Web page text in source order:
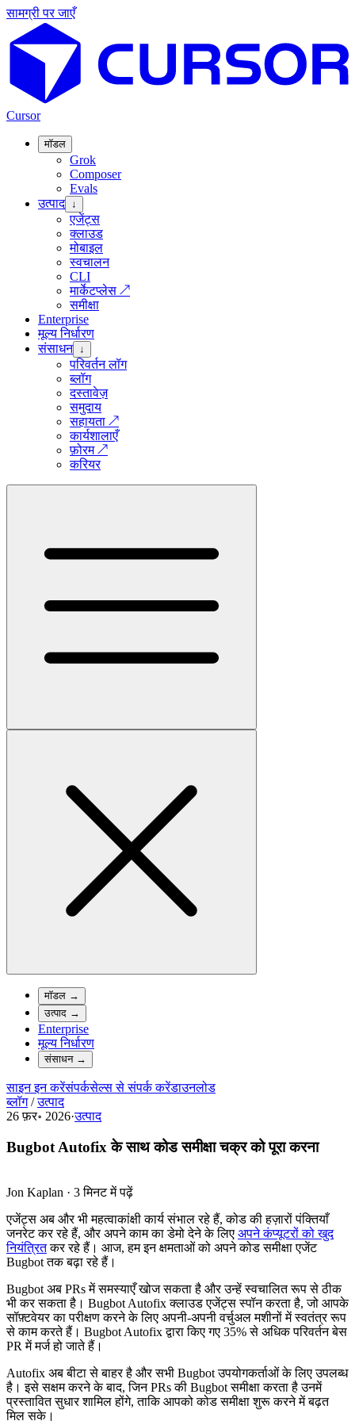
सामग्री पर जाएँ
Cursor
मॉडल
Grok
Composer
Evals
उत्पाद ↓
एजेंट्स
क्लाउड
मोबाइल
स्वचालन
CLI
मार्केटप्लेस ↗
समीक्षा
Enterprise
मूल्य निर्धारण
संसाधन ↓
परिवर्तन लॉग
ब्लॉग
दस्तावेज़
समुदाय
सहायता ↗
कार्यशालाएँ
फ़ोरम↗
करियर
मॉडल →
उत्पाद →
Enterprise
मूल्य निर्धारण
संसाधन→
साइन इन करेंसंपर्कसेल्स से संपर्क करेंडाउनलोड
ब्लॉग / उत्पाद
26 फ़र॰ 2026·उत्पाद
Bugbot Autofix के साथ कोड समीक्षा चक्र को पूरा करना
Jon Kaplan · 3 मिनट में पढ़ें
एजेंट्स अब और भी महत्वाकांक्षी कार्य संभाल रहे हैं, कोड की हज़ारों पंक्तियाँ
जनरेट कर रहे हैं, और अपने काम का डेमो देने के लिए अपने कंप्यूटरों को खुद
नियंत्रितकर रहे हैं। आज, हम इन क्षमताओं को अपने कोड समीक्षा एजेंट
Bugbot तक बढ़ा रहे हैं।
Bugbot अब PRs में समस्याएँ खोज सकता है और उन्हें स्वचालित रूप से ठीक
भी कर सकता है। Bugbot Autofix क्लाउड एजेंट्स स्पॉन करता है, जो आपके
सॉफ़्टवेयर का परीक्षण करने के लिए अपनी-अपनी वर्चुअल मशीनों में स्वतंत्र रूप
से काम करते हैं। Bugbot Autofix द्वारा किए गए 35% से अधिक परिवर्तन बेस
PR में मर्ज हो जाते हैं।
Autofix अब बीटा से बाहर है और सभी Bugbot उपयोगकर्ताओं के लिए उपलब्ध
है। इसे सक्षम करने के बाद, जिन PRs की Bugbot समीक्षा करता है उनमें
प्रस्तावित सुधार शामिल होंगे, ताकि आपको कोड समीक्षा शुरू करने में बढ़त
मिल सके।